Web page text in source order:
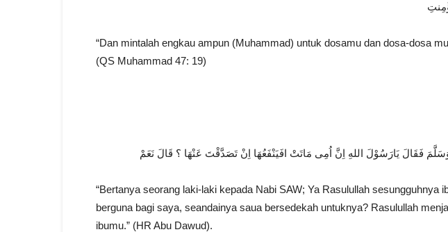
“Dan mintalah engkau ampun (Muhammad) untuk dosamu dan dosa-dosa
(QS Muhammad 47: 19)
فَقَالَ يَارَسُوْلَ اللهِ اِنَّ اُمِى مَاتَتْ افَيَنْفَعُهَا اِنْ تَصَدَّقْتَ عَنْهَا ؟ قَالَ نَعَمْ
“Bertanya seorang laki-laki kepada Nabi SAW; Ya Rasulullah sesungguhnya
berguna bagi saya, seandainya saua bersedekah untuknya? Rasulullah
ibumu.” (HR Abu Dawud).